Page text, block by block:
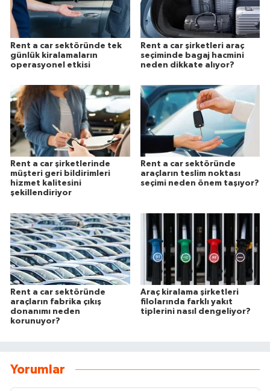
Rent a car sektöründe tek
günlük kiralamaların
operasyonel etkisi
Rent a car şirketleri araç
seçiminde bagaj hacmini
neden dikkate alıyor?
Rent a car şirketlerinde
müşteri geri bildirimleri
hizmet kalitesini
şekillendiriyor
Rent a car sektöründe
araçların teslim noktası
seçimi neden önem taşıyor?
Rent a car sektöründe
araçların fabrika çıkış
donanımı neden
korunuyor?
Araç kiralama şirketleri
filolarında farklı yakıt
tiplerini nasıl dengeliyor?
Yorumlar